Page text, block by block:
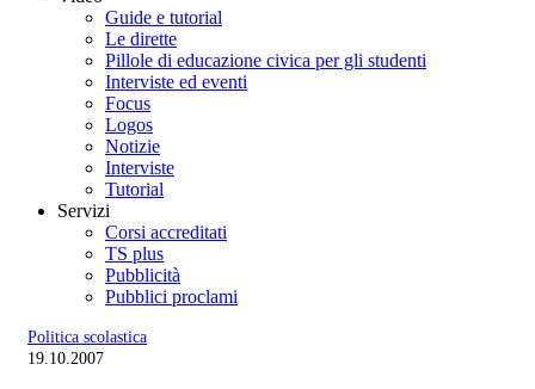
Guide e tutorial
Le dirette
Pillole di educazione civica per gli studenti
Interviste ed eventi
Focus
Logos
Notizie
Interviste
Tutorial
Servizi
Corsi accreditati
TS plus
Pubblicità
Pubblici proclami
Politica scolastica
19.10.2007